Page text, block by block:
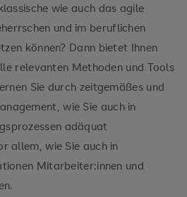
zum Change-
Rolle der Führung in
Projekten und Change-
wie auch das agile
und im beruflichen
können? Dann bietet Ihnen
relevanten Methoden und Tools
Sie durch zeitgemäßes und
wie Sie auch in
adäquat
allem, wie Sie auch in
Mitarbeiter:innen und